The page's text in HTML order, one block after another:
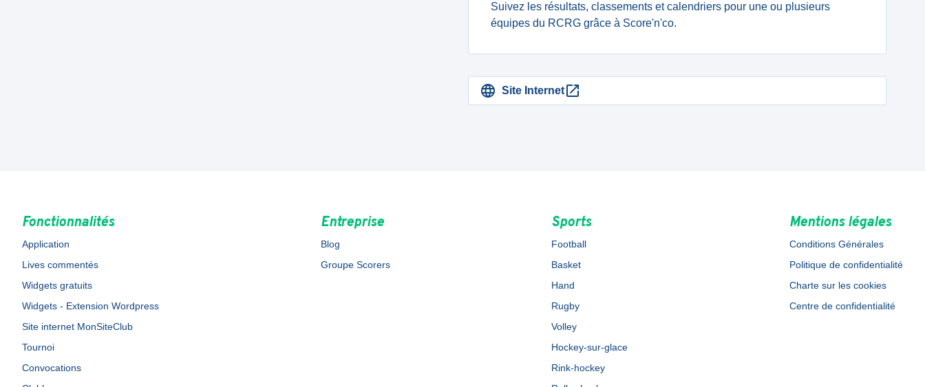
Suivez les résultats, classements et calendriers pour une ou plusieurs
équipes du RCRG grâce à Score'n'co.
Site Internet
Fonctionnalités
Application
Lives commentés
Widgets gratuits
Widgets - Extension Wordpress
Site internet MonSiteClub
Tournoi
Convocations
Entreprise
Blog
Groupe Scorers
Sports
Football
Basket
Hand
Rugby
Volley
Hockey-sur-glace
Rink-hockey
Mentions légales
Conditions Générales
Politique de confidentialité
Charte sur les cookies
Centre de confidentialité